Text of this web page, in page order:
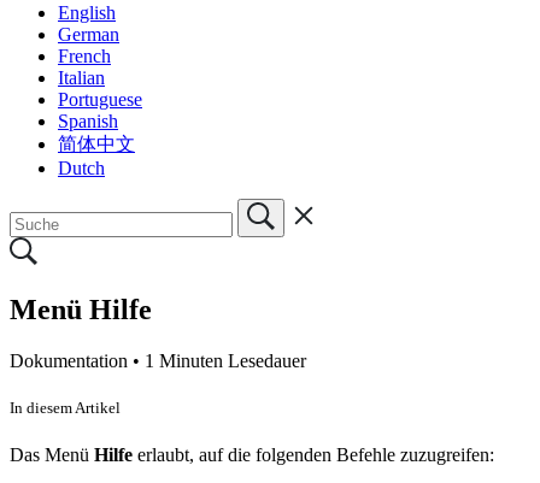
English
German
French
Italian
Portuguese
Spanish
简体中文
Dutch
Menü Hilfe
Dokumentation • 1 Minuten Lesedauer
In diesem Artikel
Das Menü Hilfe erlaubt, auf die folgenden Befehle zuzugreifen: